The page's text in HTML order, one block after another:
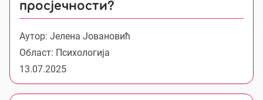
просјечности?
Аутор: Јелена Jовановић
Област: Психологија
13.07.2025